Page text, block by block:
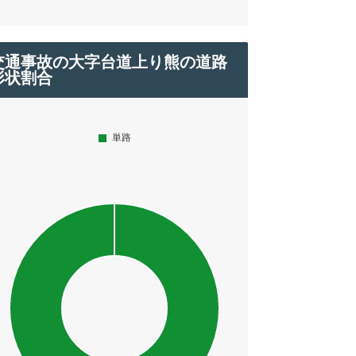
通事故の大字台道上り熊の道路
状割合